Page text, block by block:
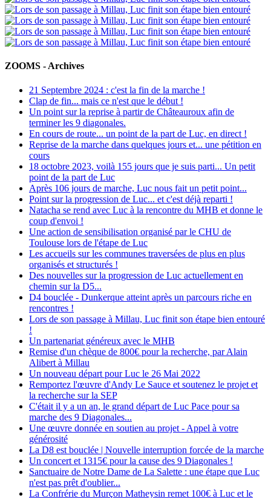
ZOOMS - Archives
21 Septembre 2024 : c'est la fin de la marche !
Clap de fin... mais ce n'est que le début !
Un point sur la reprise à partir de Châteauroux afin de
terminer les 9 diagonales.
En cours de route... un point de la part de Luc, en direct !
Reprise de la marche dans quelques jours et... une pétition en
cours
18 octobre 2023, voilà 155 jours que je suis parti... Un petit
point de la part de Luc
Après 106 jours de marche, Luc nous fait un petit point...
Point sur la progression de Luc... et c'est déjà reparti !
Natacha se rend avec Luc à la rencontre du MHB et donne le
coup d'envoi !
Une action de sensibilisation organisé par le CHU de
Toulouse lors de l'étape de Luc
Les accueils sur les communes traversées de plus en plus
organisés et structurés !
Des nouvelles sur la progression de Luc actuellement en
chemin sur la D5...
D4 bouclée - Dunkerque atteint après un parcours riche en
rencontres !
Lors de son passage à Millau, Luc finit son étape bien entouré
!
Un partenariat généreux avec le MHB
Remise d'un chèque de 800€ pour la recherche, par Alain
Alibert à Millau
Un nouveau départ pour Luc le 26 Mai 2022
Remportez l'œuvre d'Andy Le Sauce et soutenez le projet et
la recherche sur la SEP
C'était il y a un an, le grand départ de Luc Pace pour sa
marche des 9 Diagonales...
Une œuvre donnée en soutien au projet - Appel à votre
générosité
La D8 est bouclée | Nouvelle interruption forcée de la marche
Un concert et 1315€ pour la cause des 9 Diagonales !
Sanctuaire de Notre Dame de La Salette : une étape que Luc
n'est pas prêt d'oublier...
La Confrérie du Murçon Matheysin remet 100€ à Luc et le